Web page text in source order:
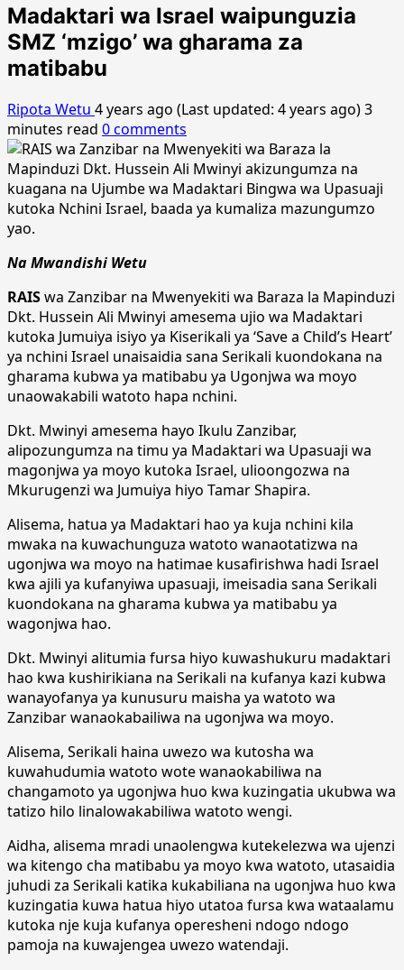
Madaktari wa Israel waipunguzia
SMZ ‘mzigo’ wa gharama za
matibabu
Ripota Wetu 4 years ago (Last updated: 4 years ago)3
minutes read 0 comments
Na Mwandishi Wetu
RAISwa Zanzibar na Mwenyekiti wa Baraza la Mapinduzi
Dkt. Hussein Ali Mwinyi amesema ujio wa Madaktari
kutoka Jumuiya isiyo ya Kiserikali ya ‘Save a Child’s Heart’
ya nchini Israel unaisaidia sana Serikali kuondokana na
gharama kubwa ya matibabu ya Ugonjwa wa moyo
unaowakabili watoto hapa nchini.
Dkt. Mwinyi amesema hayo Ikulu Zanzibar,
alipozungumza na timu ya Madaktari wa Upasuaji wa
magonjwa ya moyo kutoka Israel, ulioongozwa na
Mkurugenzi wa Jumuiya hiyo Tamar Shapira.
Alisema, hatua ya Madaktari hao ya kuja nchini kila
mwaka na kuwachunguza watoto wanaotatizwa na
ugonjwa wa moyo na hatimae kusafirishwa hadi Israel
kwa ajili ya kufanyiwa upasuaji, imeisadia sana Serikali
kuondokana na gharama kubwa ya matibabu ya
wagonjwa hao.
Dkt. Mwinyi alitumia fursa hiyo kuwashukuru madaktari
hao kwa kushirikiana na Serikali na kufanya kazi kubwa
wanayofanya ya kunusuru maisha ya watoto wa
Zanzibar wanaokabailiwa na ugonjwa wa moyo.
Alisema, Serikali haina uwezo wa kutosha wa
kuwahudumia watoto wote wanaokabiliwa na
changamoto ya ugonjwa huo kwa kuzingatia ukubwa wa
tatizo hilo linalowakabiliwa watoto wengi.
Aidha, alisema mradi unaolengwa kutekelezwa wa ujenzi
wa kitengo cha matibabu ya moyo kwa watoto, utasaidia
juhudi za Serikali katika kukabiliana na ugonjwa huo kwa
kuzingatia kuwa hatua hiyo utatoa fursa kwa wataalamu
kutoka nje kuja kufanya operesheni ndogo ndogo
pamoja na kuwajengea uwezo watendaji.